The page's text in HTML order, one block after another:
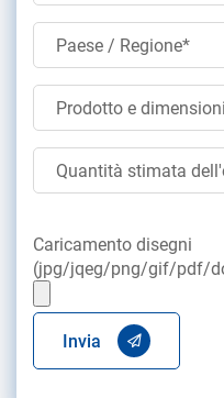
Caricamento disegni
(jpg/jqeg/png/gif/pdf/
Invia